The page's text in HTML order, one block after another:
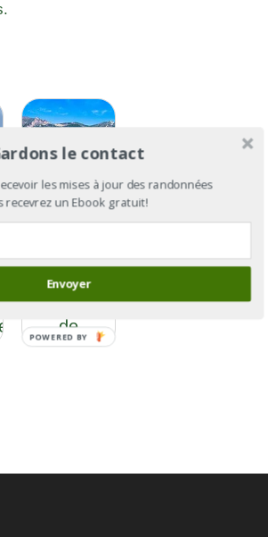
la Via
Domitia
Section 1 :
de
Montgenèvre
le contact
les mises à jour des randonnées
recevrez un Ebook gratuit!
Envoyer
POWERED BY